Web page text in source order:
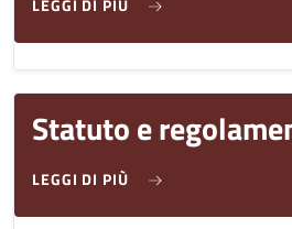
LEGGI DI PIÙ
Statuto e
LEGGI DI PIÙSU STATUTO E